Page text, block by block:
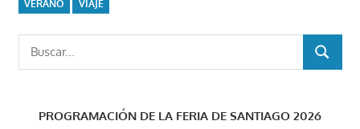
VERANO
VIAJE
Buscar:
BUSCAR
PROGRAMACIÓN DE LA FERIA DE SANTIAGO 2026